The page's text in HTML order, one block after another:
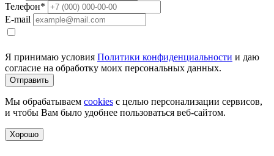
Телефон*
E-mail
Я принимаю условия Политики конфиденциальности и даю
согласие на обработку моих персональных данных.
Мы обрабатываем cookies с целью персонализации сервисов,
и чтобы Вам было удобнее пользоваться веб-сайтом.
Хорошо